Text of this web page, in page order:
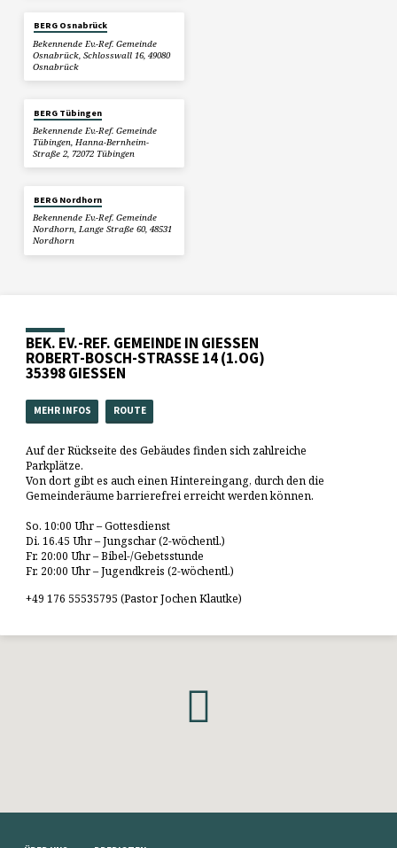
BERG Osnabrück
Bekennende Ev.-Ref. Gemeinde
Osnabrück, Schlosswall 16, 49080
Osnabrück
BERG Tübingen
Bekennende Ev.-Ref. Gemeinde
Tübingen, Hanna-Bernheim-
Straße 2, 72072 Tübingen
BERG Nordhorn
Bekennende Ev.-Ref. Gemeinde
Nordhorn, Lange Straße 60, 48531
Nordhorn
BEK. EV.-REF. GEMEINDE IN GIESSEN
ROBERT-BOSCH-STRASSE 14 (1.OG)
35398 GIESSEN
MEHR INFOS ROUTE
Auf der Rückseite des Gebäudes finden sich zahlreiche
Parkplätze.
Von dort gibt es auch einen Hintereingang, durch den die
Gemeinderäume barrierefrei erreicht werden können.
So. 10:00 Uhr – Gottesdienst
Di. 16.45 Uhr – Jungschar (2-wöchentl.)
Fr. 20:00 Uhr – Bibel-/Gebetsstunde
Fr. 20:00 Uhr – Jugendkreis (2-wöchentl.)
+49 176 55535795 (Pastor Jochen Klautke)